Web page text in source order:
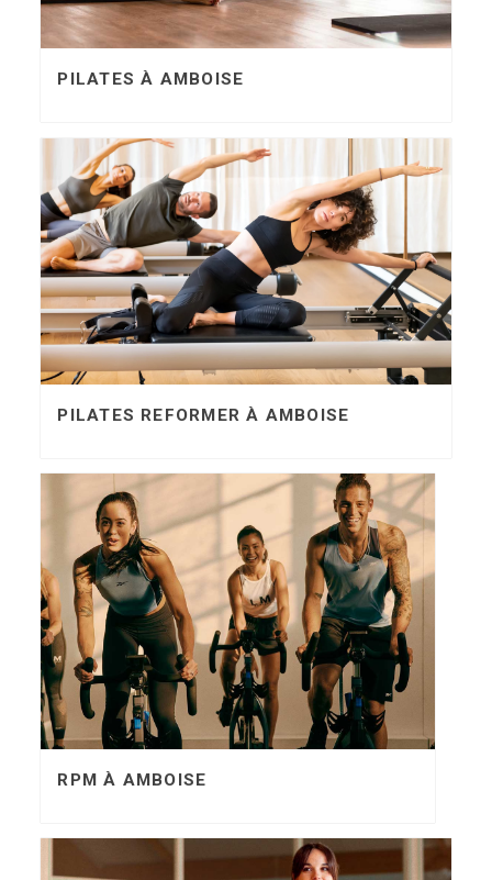
PILATES À AMBOISE
PILATES REFORMER À AMBOISE
RPM À AMBOISE